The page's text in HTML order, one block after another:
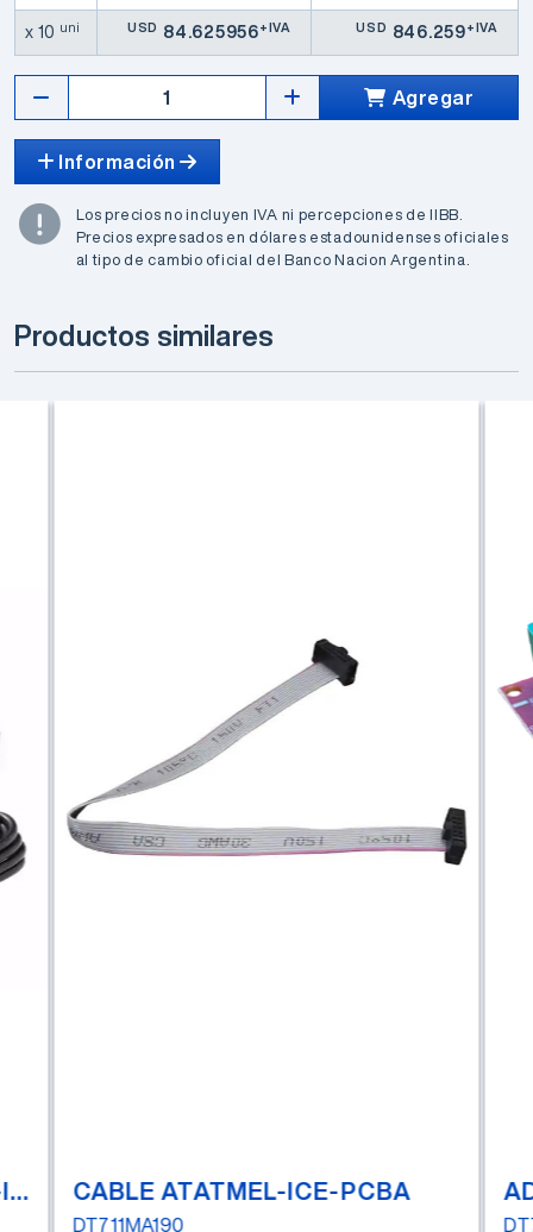
x 10 uni USD 84.625956 +IVA USD 846.259 +IVA
Agregar
Información
Los precios no incluyen IVA ni percepciones de IIBB.
Precios expresados en dólares estadounidenses oficiales
al tipo de cambio oficial del Banco Nacion Argentina.
Productos similares
ATATMEL-ICE-BASIC - Atmel-ICE Basic Kit CABLE ATATMEL-ICE-PCBA
DT711MA190